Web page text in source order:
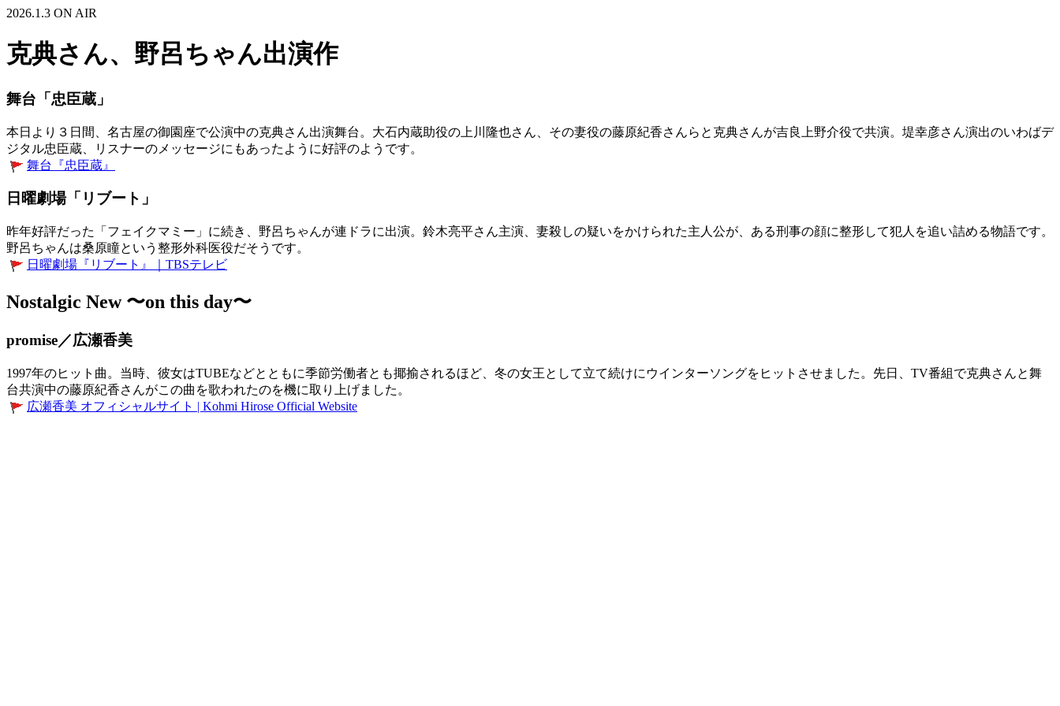
2026.1.3 ON AIR
克典さん、野呂ちゃん出演作
舞台「忠臣蔵」
本日より３日間、名古屋の御園座で公演中の克典さん出演舞台。大石内蔵助役の上川隆也さん、その妻役の藤原紀香さんらと克典さんが吉良上野介役で共演。堤幸彦さん演出のいわばデ
ジタル忠臣蔵、リスナーのメッセージにもあったように好評のようです。
舞台『忠臣蔵』
日曜劇場「リブート」
昨年好評だった「フェイクマミー」に続き、野呂ちゃんが連ドラに出演。鈴木亮平さん主演、妻殺しの疑いをかけられた主人公が、ある刑事の顔に整形して犯人を追い詰める物語です。
野呂ちゃんは桑原瞳という整形外科医役だそうです。
日曜劇場『リブート』｜TBSテレビ
Nostalgic New 〜on this day〜
promise／広瀬香美
1997年のヒット曲。当時、彼女はTUBEなどとともに季節労働者とも揶揄されるほど、冬の女王として立て続けにウインターソングをヒットさせました。先日、TV番組で克典さんと舞
台共演中の藤原紀香さんがこの曲を歌われたのを機に取り上げました。
広瀬香美 オフィシャルサイト | Kohmi Hirose Official Website